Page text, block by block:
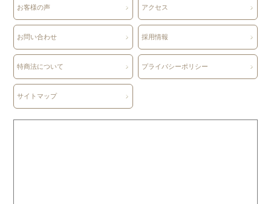
お客様の声 アクセス
お問い合わせ 採用情報
特商法について プライバシーポリシー
サイトマップ